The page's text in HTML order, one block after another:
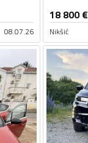
08.07.26
18 800€
Nikšić